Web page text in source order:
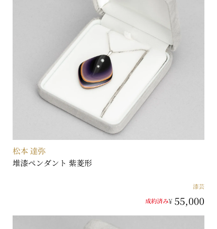
松本 達弥
堆漆ペンダント 紫菱形
漆芸
成約済み¥ 55,000